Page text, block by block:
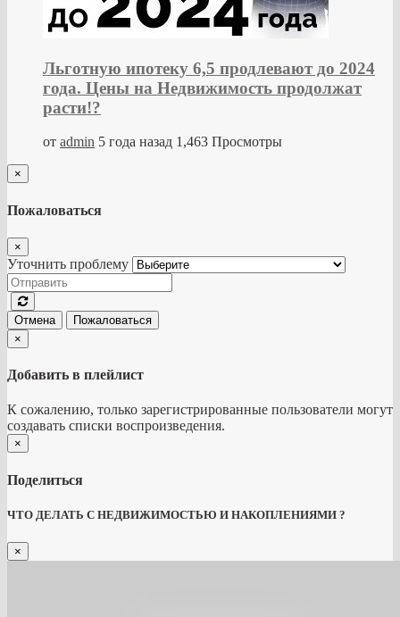
Льготную ипотеку 6,5 продлевают до 2024
года. Цены на Недвижимость продолжат
расти!?
от admin 5 года назад 1,463 Просмотры
×
Пожаловаться
×
Уточнить проблему
Отмена
Пожаловаться
×
Добавить в плейлист
К сожалению, только зарегистрированные пользователи могут
создавать списки воспроизведения.
×
Поделиться
ЧТО ДЕЛАТЬ С НЕДВИЖИМОСТЬЮ И НАКОПЛЕНИЯМИ ?
×